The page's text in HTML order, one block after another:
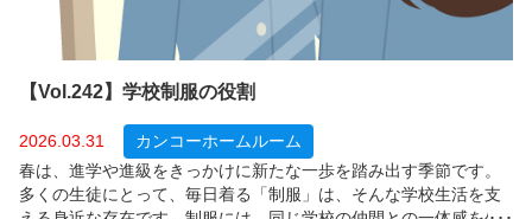
【Vol.242】学校制服の役割
2026.03.31
カンコーホームルーム
春は、進学や進級をきっかけに新たな一歩を踏み出す季節です。
多くの生徒にとって、毎日着る「制服」は、そんな学校生活を支